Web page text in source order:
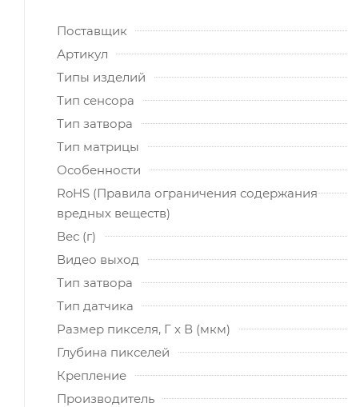
Поставщик
Артикул
Типы изделий
Тип сенсора
Тип затвора
Тип матрицы
Особенности
RoHS (Правила ограничения содержания
вредных веществ)
Вес (г)
Видео выход
Тип затвора
Тип датчика
Размер пикселя, Г x В (мкм)
Глубина пикселей
Крепление
Производитель